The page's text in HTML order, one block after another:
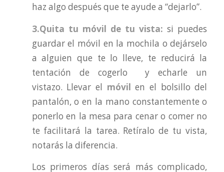
haz algo después que te ayude a “dejarlo”.
3.Quita tu móvil de tu vista: si puedes
guardar el móvil en la mochila o dejárselo
a alguien que te lo lleve, te reducirá la
tentación de cogerlo y echarle un
vistazo. Llevar el móvil en el bolsillo del
pantalón, o en la mano constantemente o
ponerlo en la mesa para cenar o comer no
te facilitará la tarea. Retíralo de tu vista,
notarás la diferencia.
Los primeros días será más complicado,